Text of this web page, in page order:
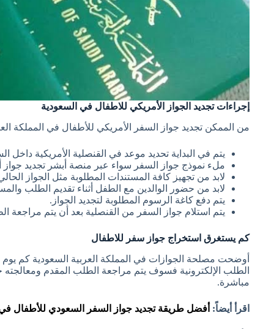
إجراءات تجديد الجواز الأمريكي للاطفال في السعودية
من الممكن تجديد جواز السفر الأمريكي للأطفال في المملكة
يتم في البداية تحديد موعد في القنصلية الأمريكية داخل
ملء نموذج جواز السفر سواء عبر منصة أبشر تجديد جواز
لابد من تجهيز كافة المستندات المطلوبة مثل الجواز
لابد من حضور الوالدين مع الطفل أثناء تقديم الطلب
يتم دفع كاغة الرسوم المطلوبة لتجديد الجواز.
يتم استلام جواز السفر من القنصلية بعد أن يتم مراجعة
كم يستغرق استخراج جواز سفر للاطفال
أوضحت مصلحة الجوازات في المملكة العربية السعودية كم
مباشرة.
اقرأ أيضاً: أفضل طريقة تجديد جواز السفر السعودي للأطفال